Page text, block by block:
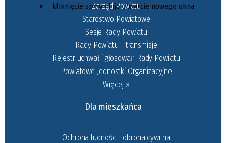
Zarząd Powiatu
Starostwo Powiatowe
Sesje Rady Powiatu
Rady Powiatu - transmisje
Rejestr uchwał i głosowań Rady Powiatu
Powiatowe Jednostki Organizacyjne
Więcej »
Dla mieszkańca
Ochrona ludności i obrona cywilna